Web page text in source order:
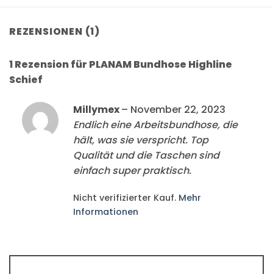
REZENSIONEN (1)
1 Rezension für PLANAM Bundhose Highline
Schief
Millymex– November 22, 2023
Endlich eine Arbeitsbundhose, die
hält, was sie verspricht. Top
Qualität und die Taschen sind
einfach super praktisch.
Nicht verifizierter Kauf. Mehr
Informationen